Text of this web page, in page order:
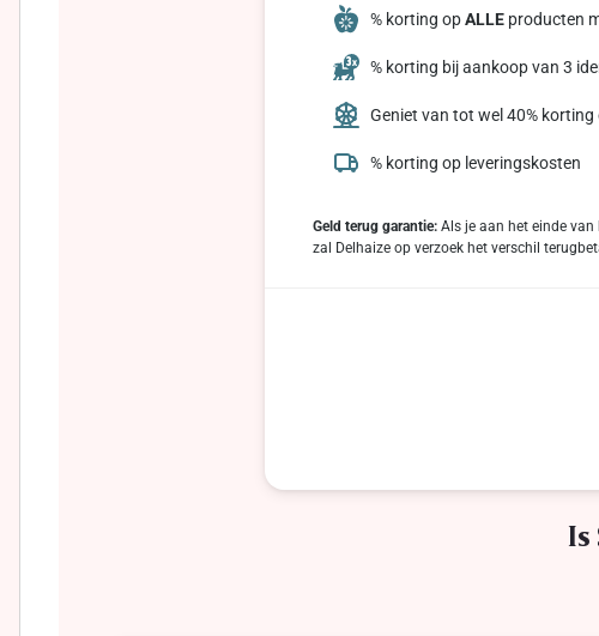
% korting opALLE producten
% korting bij aankoop van 3
Geniet van tot wel 40%
% korting op leveringskosten
Geld terug garantie: Als je aan het einde
zal Delhaize op verzoek het verschil
Is